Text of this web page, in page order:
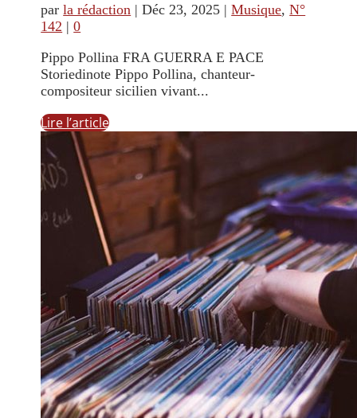
parla rédaction |Déc 23, 2025 |Musique,N°
142 |0
Pippo Pollina FRA GUERRA E PACE
Storiedinote Pippo Pollina, chanteur-
compositeur sicilien vivant...
Lire l’article